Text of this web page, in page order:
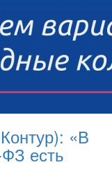
«В
есть